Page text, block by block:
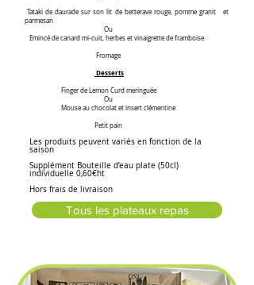
Tataki de daurade sur son lit de betterave rouge, pomme granit
et
parmesan
Ou
Emincé de canard mi-cuit, herbes et vinaigrette de framboise
Fromage
Desserts
Finger de Lemon Curd meringuée
Ou
Mouse au chocolat et insert clémentine
Petit pain
Les produits peuvent variés en fonction de la
saison
Supplément Bouteille d’eau plate (50cl)
individuelle 0,60€ht
Hors frais de livraison
Tous les plateaux repas